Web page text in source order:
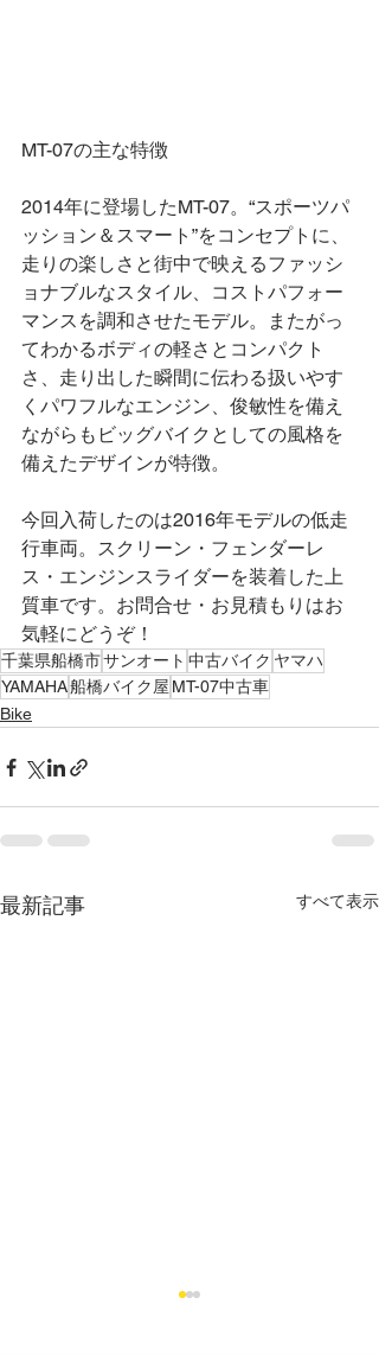
MT-07の主な特徴
2014年に登場したMT-07。“スポーツパ
ッション＆スマート”をコンセプトに、
走りの楽しさと街中で映えるファッシ
ョナブルなスタイル、コストパフォー
マンスを調和させたモデル。またがっ
てわかるボディの軽さとコンパクト
さ、走り出した瞬間に伝わる扱いやす
くパワフルなエンジン、俊敏性を備え
ながらもビッグバイクとしての風格を
備えたデザインが特徴。
今回入荷したのは2016年モデルの低走
行車両。スクリーン・フェンダーレ
ス・エンジンスライダーを装着した上
質車です。お問合せ・お見積もりはお
気軽にどうぞ！
千葉県船橋市サンオート 中古バイク ヤマハ
YAMAHA船橋バイク屋 MT-07中古車
Bike
最新記事 すべて表示